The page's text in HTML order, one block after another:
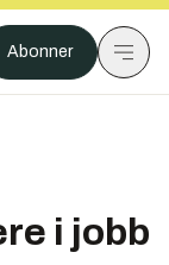
Abonner
i jobb